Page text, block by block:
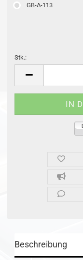
GB-A-113
Stk.:
Beschreibung